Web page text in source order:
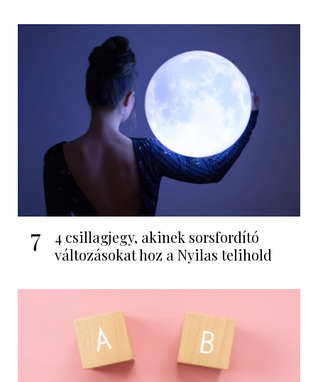
7
4 csillagjegy, akinek sorsfordító
változásokat hoz a Nyilas telihold